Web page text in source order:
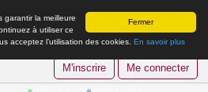
Fermer
garantir la meilleure
à utiliser ce
acceptez l’utilisation des cookies. En savoir plus
M'inscrire Me connecter